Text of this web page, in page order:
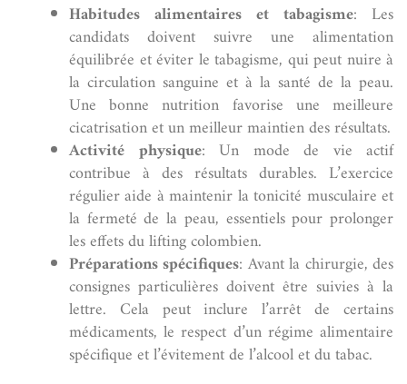
Habitudes alimentaires et tabagisme: Les
candidats doivent suivre une alimentation
équilibrée et éviter le tabagisme, qui peut nuire à
la circulation sanguine et à la santé de la peau.
Une bonne nutrition favorise une meilleure
cicatrisation et un meilleur maintien des résultats.
Activité physique: Un mode de vie actif
contribue à des résultats durables. L’exercice
régulier aide à maintenir la tonicité musculaire et
la fermeté de la peau, essentiels pour prolonger
les effets du lifting colombien.
Préparations spécifiques: Avant la chirurgie, des
consignes particulières doivent être suivies à la
lettre. Cela peut inclure l’arrêt de certains
médicaments, le respect d’un régime alimentaire
spécifique et l’évitement de l’alcool et du tabac.